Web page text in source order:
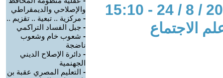
الاجتماع
والإصلاحي والديمقراطي
- مركزية .. تبعية .. تقزيم ..
- جبل الفساد التراكمي
- شعوب خام وشعوب
ناضجة
- دائرة الإصلاح الديني
الجهنمية
- التعليم المصري عقبة بن